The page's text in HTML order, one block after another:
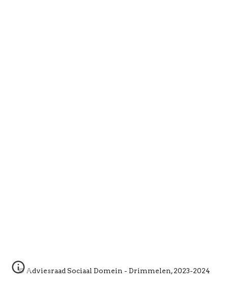
©Adviesraad Sociaal Domein - Drimmelen, 2023-2024